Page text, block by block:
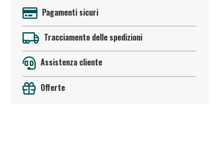
Pagamenti sicuri
Tracciamento delle spedizioni
Assistenza cliente
Offerte
Sconto fino al 55% disponibile oggi!